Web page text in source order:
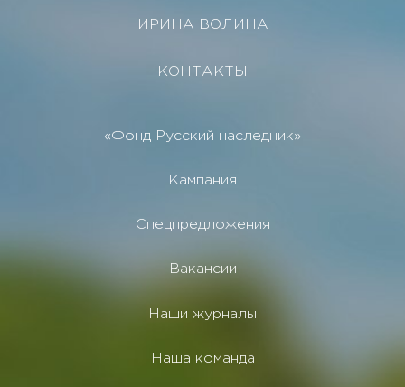
ИРИНА ВОЛИНА
КОНТАКТЫ
«Фонд Русский наследник»
Кампания
Спецпредложения
Вакансии
Наши журналы
Наша команда